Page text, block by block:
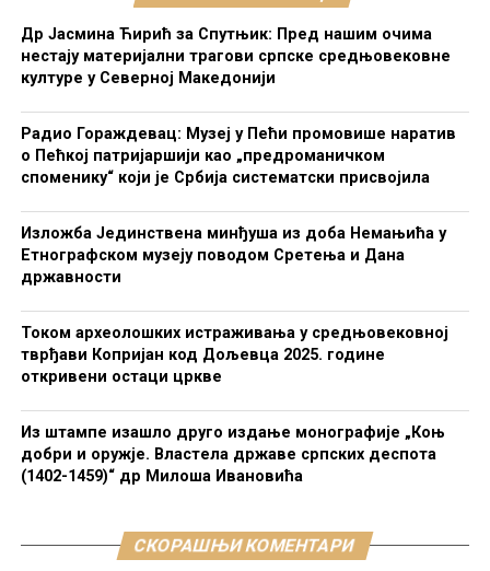
Др Јасмина Ћирић за Спутњик: Пред нашим очима
нестају материјални трагови српске средњовековне
културе у Северној Македонији
Радио Гораждевац: Музеј у Пећи промовише наратив
о Пећкој патријаршији као „предроманичком
споменику“ који је Србија систематски присвојила
Изложба Јединствена минђуша из доба Немањића у
Етнографском музеју поводом Сретења и Дана
државности
Током археолошких истраживања у средњовековној
тврђави Копријан код Дољевца 2025. године
откривени остаци цркве
Из штампе изашло друго издање монографије „Коњ
добри и оружје. Властела државе српских деспота
(1402-1459)“ др Милоша Ивановића
СКОРАШЊИ КОМЕНТАРИ